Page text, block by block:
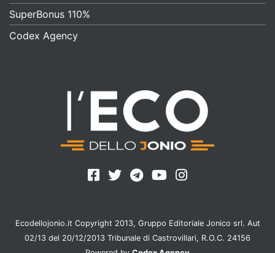
SuperBonus 110%
Codex Agency
Ecodellojonio.it Copyright 2013, Gruppo Editoriale Jonico srl. Aut
02/13 del 20/12/2013 Tribunale di Castrovillari, R.O.C. 24156